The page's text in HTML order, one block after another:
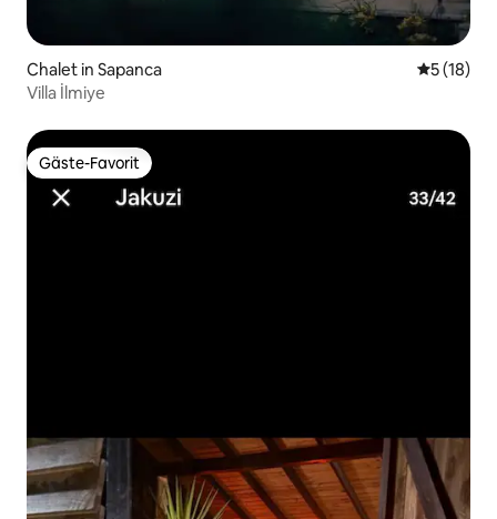
Chalet in Sapanca
5 (18)
Villa İlmiye
Gäste-Favorit
Gäste-Favorit